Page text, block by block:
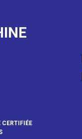
CERTIFIÉE